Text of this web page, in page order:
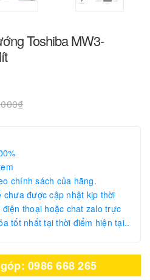
Toshiba MW3-
chính sách của hãng.
chưa được cập nhật kịp thời
thoại hoặc chat zalo trực
tốt nhất tại thời điểm hiện tại..
0986 668 265